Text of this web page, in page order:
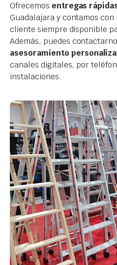
Ofrecemos entregas
Guadalajara y contamos
cliente siempre disponible
Además, puedes
asesoramiento
canales digitales, por
instalaciones.